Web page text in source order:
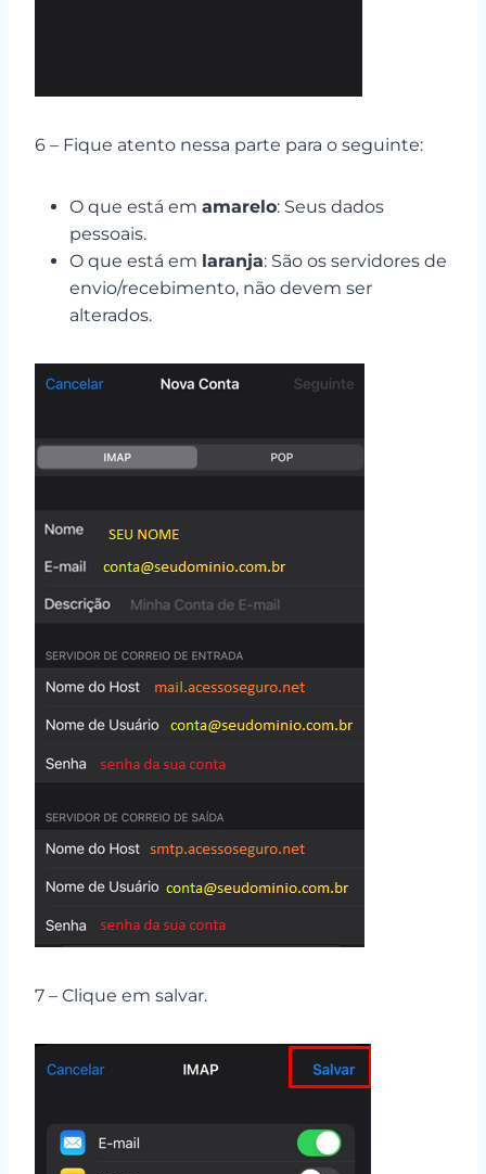
6 – Fique atento nessa parte para o seguinte:
O que está em amarelo: Seus dados
pessoais.
O que está em laranja: São os servidores de
envio/recebimento, não devem ser
alterados.
7 – Clique em salvar.